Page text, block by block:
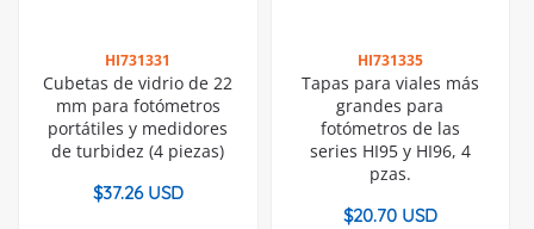
HI731331
Cubetas de vidrio de 22
mm para fotómetros
portátiles y medidores
de turbidez (4 piezas)
$37.26 USD
HI731335
Tapas para viales más
grandes para
fotómetros de las
series HI95 y HI96, 4
pzas.
$20.70 USD